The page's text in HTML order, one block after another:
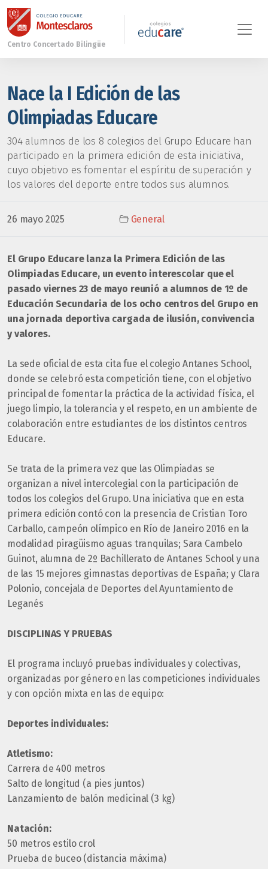
Nace la I Edición de las
Olimpiadas Educare
304 alumnos de los 8 colegios del Grupo Educare han
participado en la primera edición de esta iniciativa,
cuyo objetivo es fomentar el espíritu de superación y
los valores del deporte entre todos sus alumnos.
26 mayo 2025 General
El Grupo Educare lanza la Primera Edición de las
Olimpiadas Educare, un evento interescolar que el
pasado viernes 23 de mayo reunió a alumnos de 1º de
Educación Secundaria de los ocho centros del Grupo en
una jornada deportiva cargada de ilusión, convivencia
y valores.
La sede oficial de esta cita fue el colegio Antanes School,
donde se celebró esta competición tiene, con el objetivo
principal de fomentar la práctica de la actividad física, el
juego limpio, la tolerancia y el respeto, en un ambiente de
colaboración entre estudiantes de los distintos centros
Educare.
Se trata de la primera vez que las Olimpiadas se
organizan a nivel intercolegial con la participación de
todos los colegios del Grupo. Una iniciativa que en esta
primera edición contó con la presencia de Cristian Toro
Carballo, campeón olímpico en Río de Janeiro 2016 en la
modalidad piragüismo aguas tranquilas; Sara Cambelo
Guinot, alumna de 2º Bachillerato de Antanes School y una
de las 15 mejores gimnastas deportivas de España; y Clara
Polonio, concejala de Deportes del Ayuntamiento de
Leganés
DISCIPLINAS Y PRUEBAS
El programa incluyó pruebas individuales y colectivas,
organizadas por género en las competiciones individuales
y con opción mixta en las de equipo:
Deportes individuales:
Atletismo:
Carrera de 400 metros
Salto de longitud (a pies juntos)
Lanzamiento de balón medicinal (3 kg)
Natación:
50 metros estilo crol
Prueba de buceo (distancia máxima)